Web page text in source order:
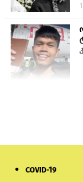
COVID-19